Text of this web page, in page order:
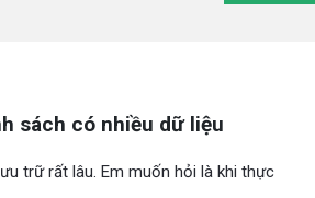
sách có nhiều dữ liệu
trữ rất lâu. Em muốn hỏi là khi thực